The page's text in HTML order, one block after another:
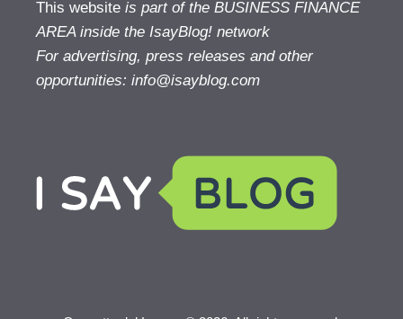
This website is part of the BUSINESS FINANCE
AREA inside the IsayBlog! network
For advertising, press releases and other
opportunities: info@isayblog.com